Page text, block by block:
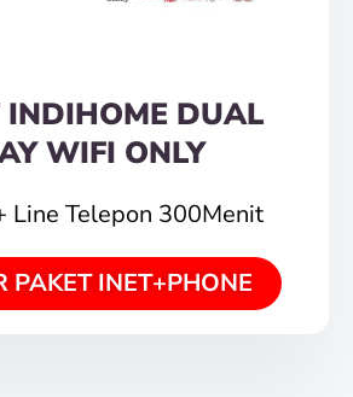
INDIHOME DUAL
WIFI ONLY
Line Telepon 300Menit
PAKET INET+PHONE